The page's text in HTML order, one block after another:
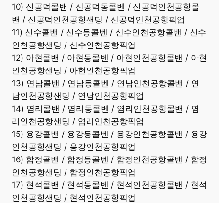
10) 신공덕콜밴 / 신공덕동콜벤 / 신공덕인천공항콜
밴 / 신공덕인천공항샌딩 / 신공덕인천공항픽업
11) 신수콜밴 / 신수동콜벤 / 신수인천공항콜밴 / 신수
인천공항샌딩 / 신수인천공항픽업
12) 아현콜밴 / 아현동콜벤 / 아현인천공항콜밴 / 아현
인천공항샌딩 / 아현인천공항픽업
13) 연남콜밴 / 연남동콜벤 / 연남인천공항콜밴 / 연
남인천공항샌딩 / 연남인천공항픽업
14) 염리콜밴 / 염리동콜벤 / 염리인천공항콜밴 / 염
리인천공항샌딩 / 염리인천공항픽업
15) 용강콜밴 / 용강동콜벤 / 용강인천공항콜밴 / 용강
인천공항샌딩 / 용강인천공항픽업
16) 합정콜밴 / 합정동콜벤 / 합정인천공항콜밴 / 합정
인천공항샌딩 / 합정인천공항픽업
17) 현석콜밴 / 현석동콜벤 / 현석인천공항콜밴 / 현석
인천공항샌딩 / 현석인천공항픽업